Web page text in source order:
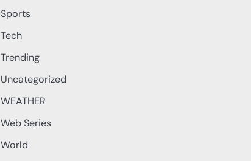
Sports
Tech
Trending
Uncategorized
WEATHER
Web Series
World